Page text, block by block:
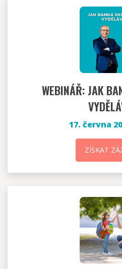
WEBINÁŘ: JAK
17. června
ZÍSKAT